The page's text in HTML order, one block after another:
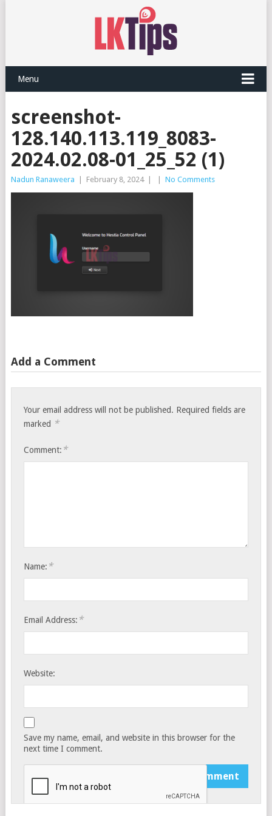
Menu
screenshot-
128.140.113.119_8083-
2024.02.08-01_25_52 (1)
Nadun Ranaweera February 8, 2024 No Comments
Add a Comment
Your email address will not be published. Required fields are
marked *
Comment: *
Name: *
Email Address: *
Website:
Save my name, email, and website in this browser for the
next time I comment.